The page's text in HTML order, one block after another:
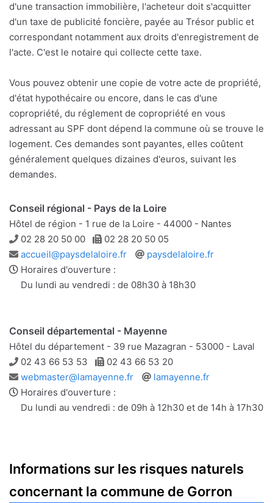
d'une transaction immobilière, l'acheteur doit s'acquitter
d'un taxe de publicité foncière, payée au Trésor public et
correspondant notamment aux droits d'enregistrement de
l'acte. C'est le notaire qui collecte cette taxe.
Vous pouvez obtenir une copie de votre acte de propriété,
d'état hypothécaire ou encore, dans le cas d'une
copropriété, du réglement de copropriété en vous
adressant au SPF dont dépend la commune où se trouve le
logement. Ces demandes sont payantes, elles coûtent
généralement quelques dizaines d'euros, suivant les
demandes.
Conseil régional - Pays de la Loire
Hôtel de région - 1 rue de la Loire - 44000 - Nantes
Téléphone
02 28 20 50 00 Télécopie
02 28 20 50 05
Adresse
e-
mail
accueil@paysdelaloire.fr
Site
paysdelaloire.fr
Horaires d'ouverture :
Du lundi au vendredi : de 08h30 à 18h30
Conseil départemental - Mayenne
Hôtel du département - 39 rue Mazagran - 53000 - Laval
Téléphone
02 43 66 53 53 Télécopie
02 43 66 53 20
Adresse
e-
mail
webmaster@lamayenne.fr
Site
lamayenne.fr
Horaires d'ouverture :
Du lundi au vendredi : de 09h à 12h30 et de 14h à 17h30
Informations sur les risques naturels
concernant la commune de Gorron